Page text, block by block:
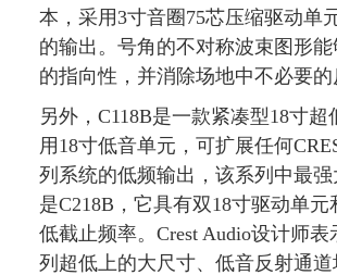
本，采用3寸音圈75芯压缩驱动单
的输出。号角的不对称波束图形
的指向性，并消除场地中不必要的
另外，C118B是一款紧凑型18寸超
用18寸低音单元，可扩展任何
列系统的低频输出，该系列中最
是C218B，它具有双18寸驱动单元
低截止频率。Crest Audio设计师表
列超低上的大尺寸、低音反射通